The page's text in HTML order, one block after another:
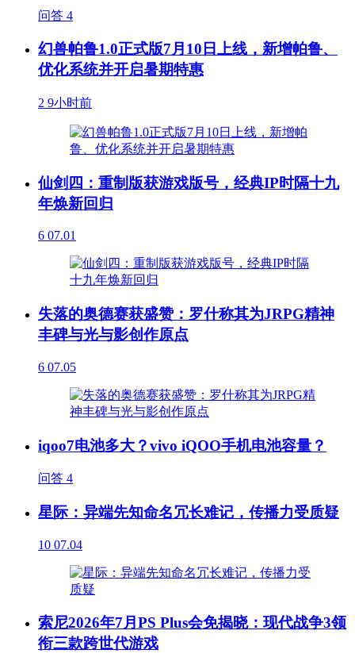
问答 4
幻兽帕鲁1.0正式版7月10日上线，新增帕鲁、
优化系统并开启暑期特惠
2 9小时前
仙剑四：重制版获游戏版号，经典IP时隔十九
年焕新回归
6 07.01
失落的奥德赛获盛赞：罗什称其为JRPG精神
丰碑与光与影创作原点
6 07.05
iqoo7电池多大？vivo iQOO手机电池容量？
问答 4
星际：异端先知命名冗长难记，传播力受质疑
10 07.04
索尼2026年7月PS Plus会免揭晓：现代战争3领
衔三款跨世代游戏